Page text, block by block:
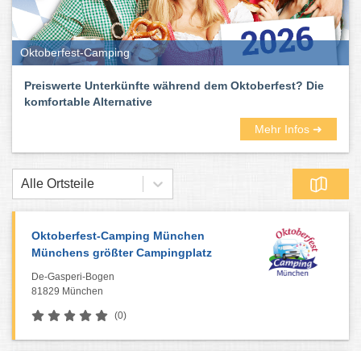
Oktoberfest-Camping
Preiswerte Unterkünfte während dem Oktoberfest? Die
komfortable Alternative
Mehr Infos ➜
Alle Ortsteile
Oktoberfest-Camping München
Münchens größter Campingplatz
De-Gasperi-Bogen
81829 München
(0)